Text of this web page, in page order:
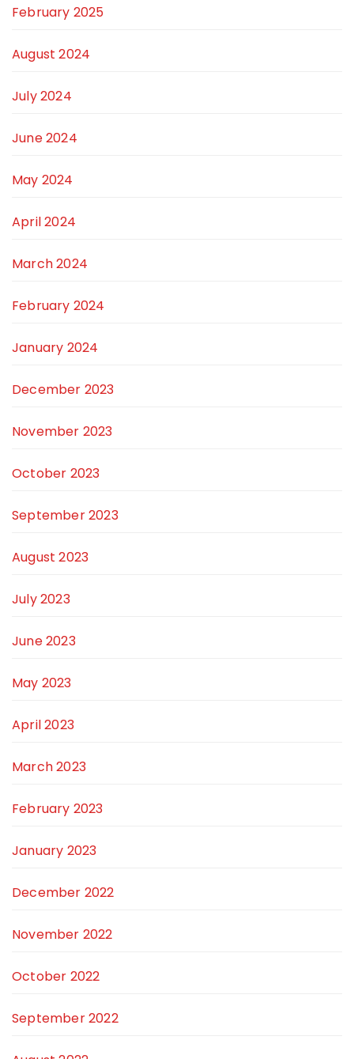
February 2025
August 2024
July 2024
June 2024
May 2024
April 2024
March 2024
February 2024
January 2024
December 2023
November 2023
October 2023
September 2023
August 2023
July 2023
June 2023
May 2023
April 2023
March 2023
February 2023
January 2023
December 2022
November 2022
October 2022
September 2022